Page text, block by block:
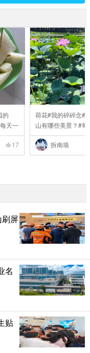
的
天一
17
荷花#我的碎碎念
山有哪些美景？#每
拆南墙
刷屏
名
贴